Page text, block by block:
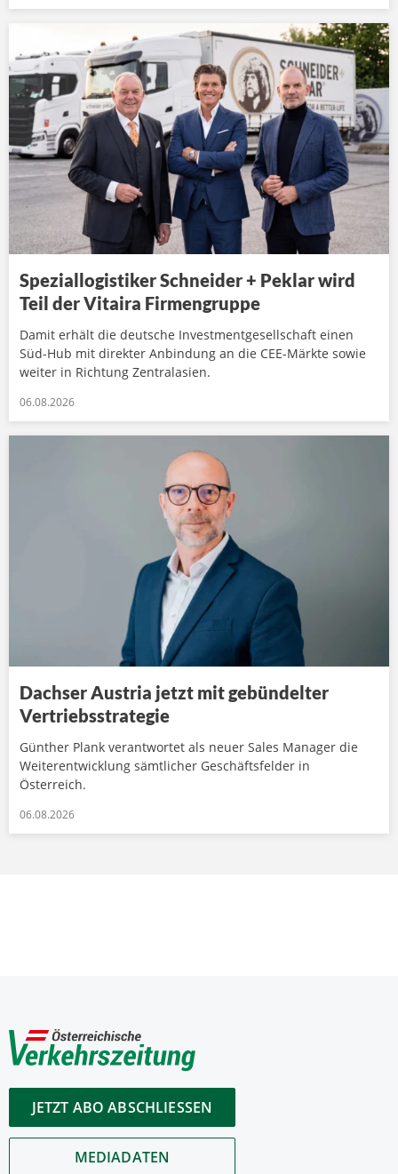
Speziallogistiker Schneider + Peklar wird
Teil der Vitaira Firmengruppe
Damit erhält die deutsche Investmentgesellschaft einen
Süd-Hub mit direkter Anbindung an die CEE-Märkte sowie
weiter in Richtung Zentralasien.
06.08.2026
Dachser Austria jetzt mit gebündelter
Vertriebsstrategie
Günther Plank verantwortet als neuer Sales Manager die
Weiterentwicklung sämtlicher Geschäftsfelder in
Österreich.
06.08.2026
JETZT ABO ABSCHLIESSEN
MEDIADATEN